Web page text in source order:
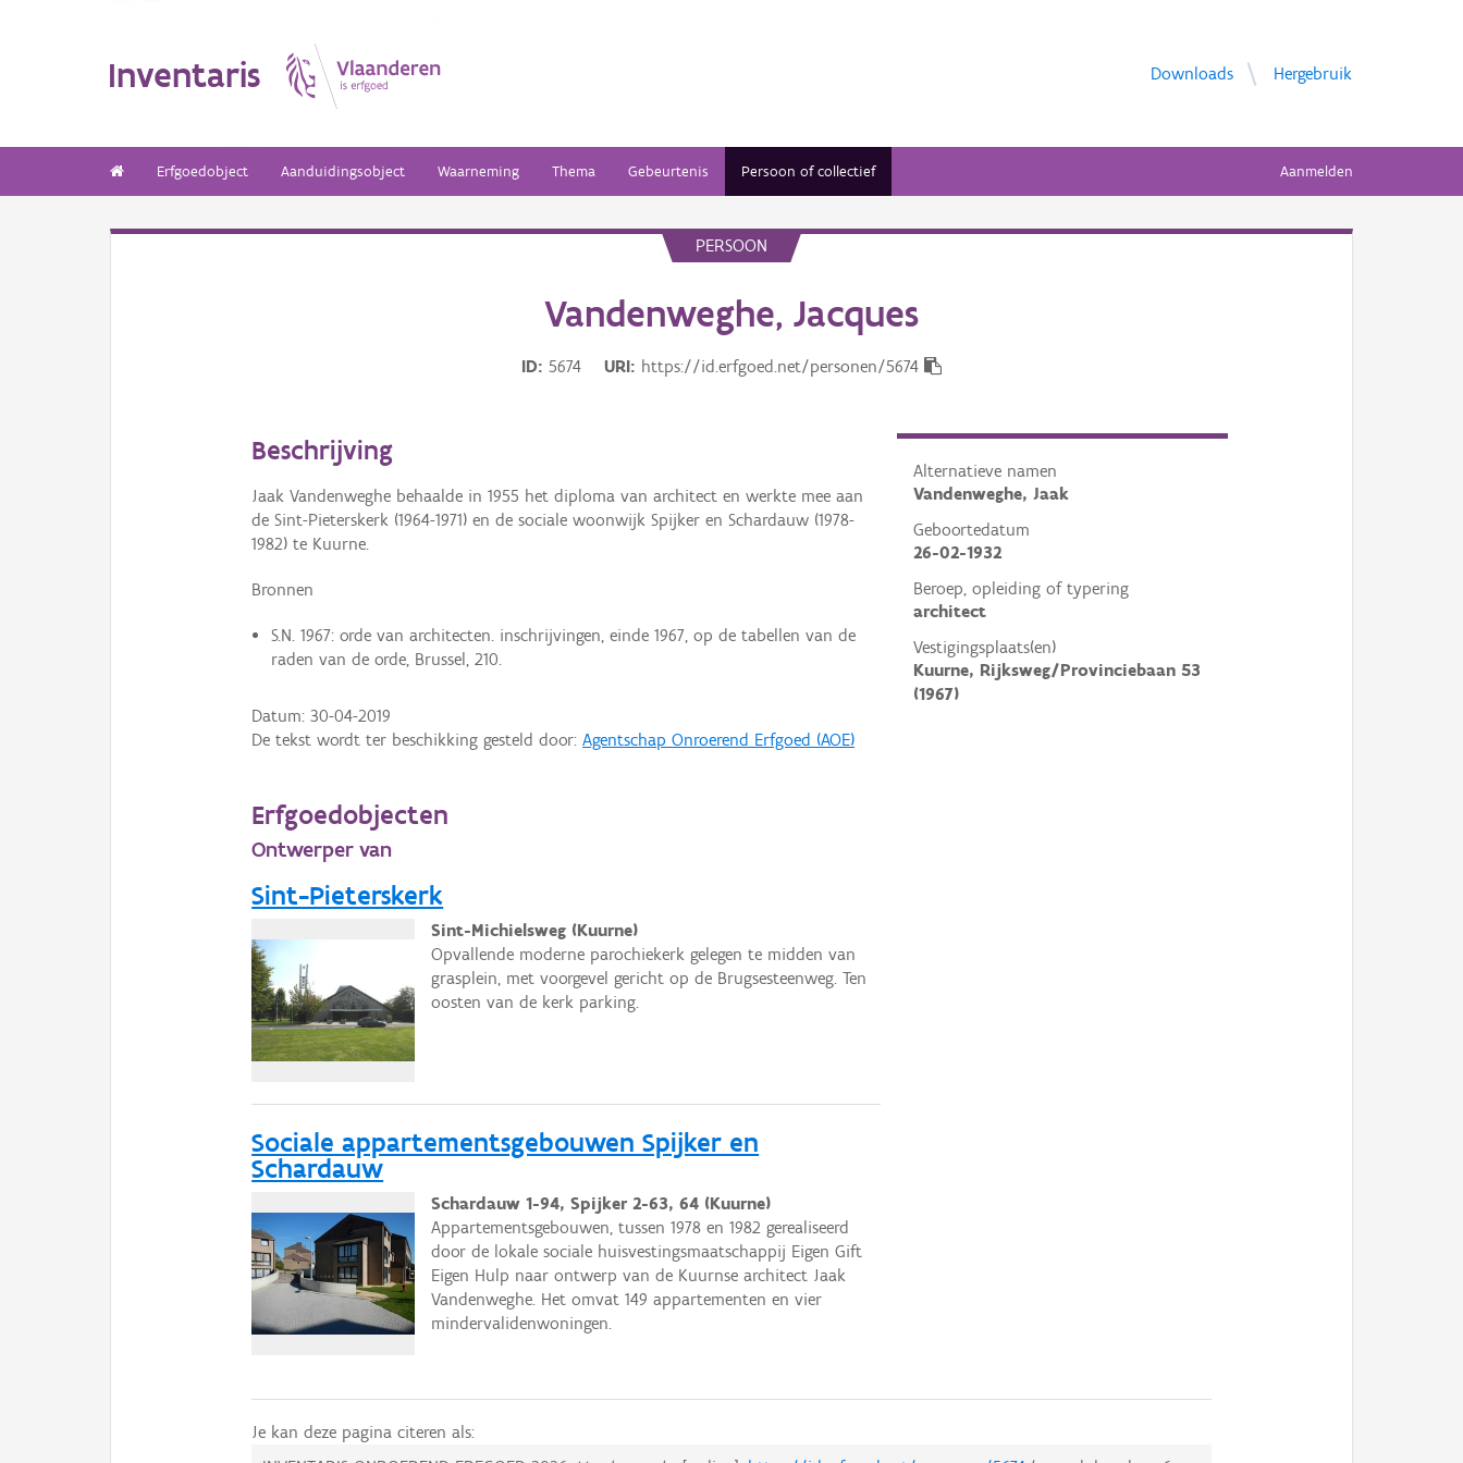
Inventaris Downloads Hergebruik
Erfgoedobject Aanduidingsobject Waarneming Thema Gebeurtenis Persoon of collectief Aanmelden
PERSOON
Vandenweghe, Jacques
ID 5674 URI https://id.erfgoed.net/personen/5674
Alternatieve namen
Vandenweghe, Jaak
Geboortedatum
26-02-1932
Beroep, opleiding of typering
architect
Vestigingsplaats(en)
Kuurne, Rijksweg/Provinciebaan 53
(1967)
Beschrijving
Jaak Vandenweghe behaalde in 1955 het diploma van architect en werkte mee aan
de Sint-Pieterskerk (1964-1971) en de sociale woonwijk Spijker en Schardauw (1978-
1982) te Kuurne.
Bronnen
S.N. 1967: orde van architecten. inschrijvingen, einde 1967, op de tabellen van de
raden van de orde, Brussel, 210.
Datum:30-04-2019
De tekst wordt ter beschikking gesteld door:Agentschap Onroerend Erfgoed (AOE)
Erfgoedobjecten
Ontwerper van
Sint-Pieterskerk
Sint-Michielsweg (Kuurne)
Opvallende moderne parochiekerk gelegen te midden van
grasplein, met voorgevel gericht op de Brugsesteenweg. Ten
oosten van de kerk parking.
Sociale appartementsgebouwen Spijker en
Schardauw
Schardauw 1-94, Spijker 2-63, 64 (Kuurne)
Appartementsgebouwen, tussen 1978 en 1982 gerealiseerd
door de lokale sociale huisvestingsmaatschappij Eigen Gift
Eigen Hulp naar ontwerp van de Kuurnse architect Jaak
Vandenweghe. Het omvat 149 appartementen en vier
mindervalidenwoningen.
Je kan deze pagina citeren als: